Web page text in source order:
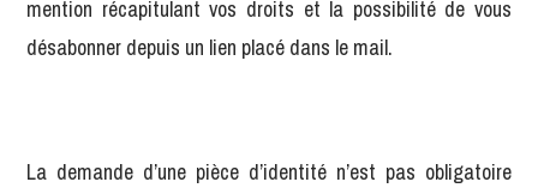
mention récapitulant vos droits et la possibilité de vous
désabonner depuis un lien placé dans le mail.
La demande d’une pièce d’identité n’est pas obligatoire